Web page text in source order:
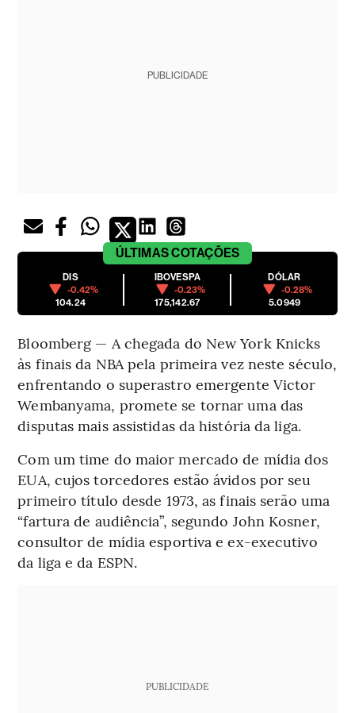
PUBLICIDADE
ÚLTIMASCOTAÇÕES
DIS
-0.42%
104.24
IBOVESPA
-0.23%
175,142.67
DÓLAR
-0.28%
5.0949
Bloomberg — A chegada do New York Knicks
às finais da NBA pela primeira vez neste século,
enfrentando o superastro emergente Victor
Wembanyama, promete se tornar uma das
disputas mais assistidas da história da liga.
Com um time do maior mercado de mídia dos
EUA, cujos torcedores estão ávidos por seu
primeiro título desde 1973, as finais serão uma
“fartura de audiência”, segundo John Kosner,
consultor de mídia esportiva e ex-executivo
da liga e da ESPN.
PUBLICIDADE